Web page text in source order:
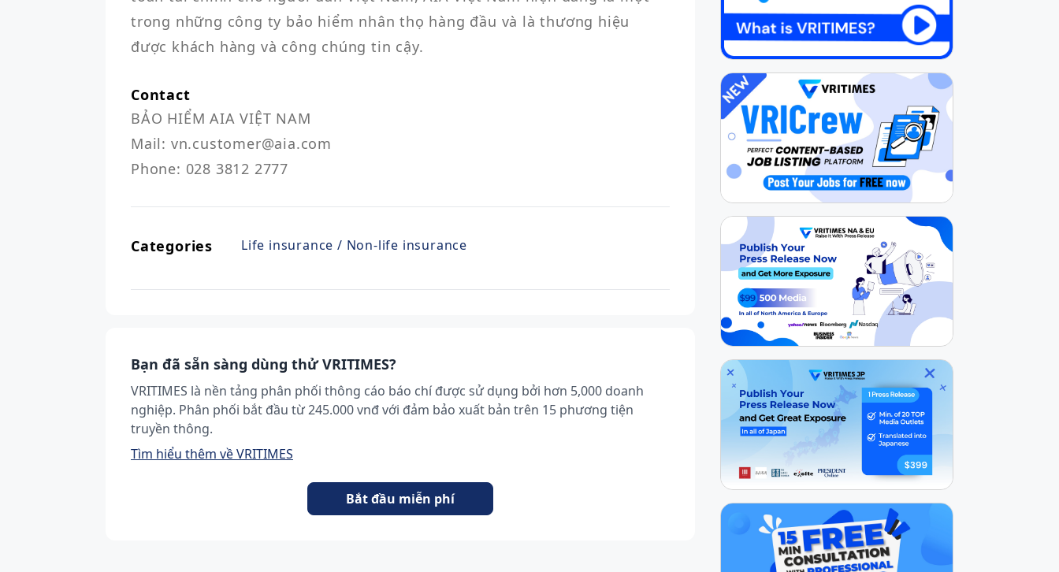
trong những công ty bảo hiểm nhân thọ hàng đầu và là thương hiệu
Contact
BẢO HIỂM AIA VIỆT NAM
Mail: vn.customer@aia.com
Phone: 028 3812 2777
Categories Life insurance / Non-life insurance
Bạn đã sẵn sàng dùng thử VRITIMES?
VRITIMES là nền tảng phân phối thông cáo báo chí được sử dụng bởi hơn 5,000 doanh
nghiệp. Phân phối bắt đầu từ 245.000 vnđ với đảm bảo xuất bản trên 15 phương tiện
truyền thông.
Tìm hiểu thêm về VRITIMES
Bắt đầu miễn phí